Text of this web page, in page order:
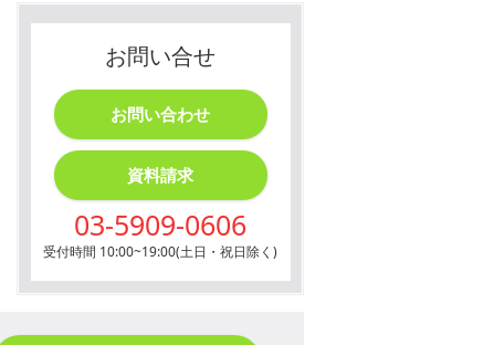
お問い合せ
お問い合わせ
資料請求
03-5909-0606
受付時間 10:00~19:00(土日・祝日除く)